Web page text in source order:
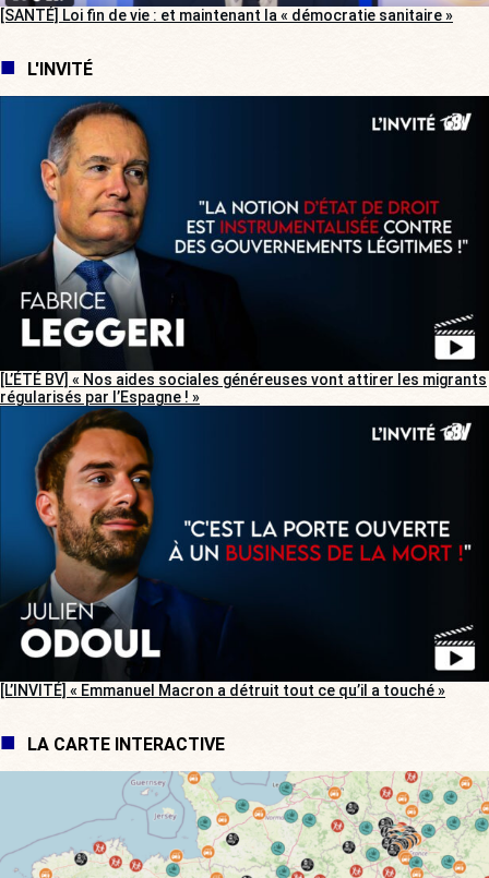
[SANTÉ] Loi fin de vie : et maintenant la « démocratie sanitaire »
L'INVITÉ
[L’ÉTÉ BV] « Nos aides sociales généreuses vont attirer les migrants
régularisés par l’Espagne ! »
[L’INVITÉ] « Emmanuel Macron a détruit tout ce qu’il a touché »
LA CARTE INTERACTIVE